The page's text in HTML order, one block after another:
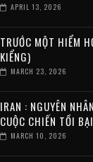
APRIL 13, 2026
TRƯỚC MỘT HIỂM
KIỂNG)
MARCH 23, 2026
IRAN : NGUYÊN
CUỘC CHIẾN TỒI
MARCH 10, 2026